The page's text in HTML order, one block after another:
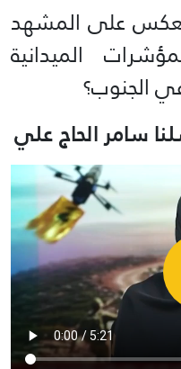
على المشهد
الميدانية
الجنوب؟
سامر الحاج علي